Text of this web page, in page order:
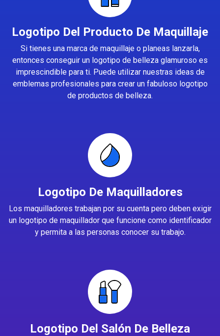
Logotipo Del Producto De Maquillaje
Si tienes una marca de maquillaje o planeas lanzarla,
entonces conseguir un logotipo de belleza glamuroso es
imprescindible para ti. Puede utilizar nuestras ideas de
emblemas profesionales para crear un fabuloso logotipo
de productos de belleza.
Logotipo De Maquilladores
Los maquilladores trabajan por su cuenta pero deben exigir
un logotipo de maquillador que funcione como identificador
y permita a las personas conocer su trabajo.
Logotipo Del Salón De Belleza